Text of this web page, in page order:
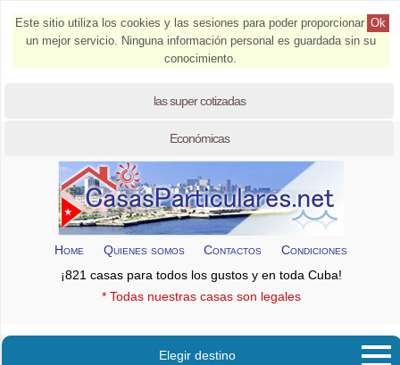
Ok
Este sitio utiliza los cookies y las sesiones para poder proporcionar
un mejor servicio. Ninguna información personal es guardada sin su
conocimiento.
las super cotizadas
Económicas
Home Quienes somos Contactos
Condiciones
¡821 casas para todos los gustos y en toda Cuba!
* Todas nuestras casas son legales
Elegir destino